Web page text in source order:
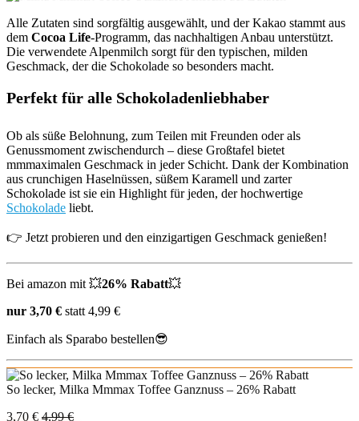
Alle Zutaten sind sorgfältig ausgewählt, und der Kakao stammt aus
dem Cocoa Life-Programm, das nachhaltigen Anbau unterstützt.
Die verwendete Alpenmilch sorgt für den typischen, milden
Geschmack, der die Schokolade so besonders macht.
Perfekt für alle Schokoladenliebhaber
Ob als süße Belohnung, zum Teilen mit Freunden oder als
Genussmoment zwischendurch – diese Großtafel bietet
mmmaximalen Geschmack in jeder Schicht. Dank der Kombination
aus crunchigen Haselnüssen, süßem Karamell und zarter
Schokolade ist sie ein Highlight für jeden, der hochwertige
Schokolade liebt.
👉 Jetzt probieren und den einzigartigen Geschmack genießen!
Bei amazon mit 💥26% Rabatt💥
nur 3,70 € statt 4,99 €
Einfach als Sparabo bestellen😎
So lecker, Milka Mmmax Toffee Ganznuss – 26% Rabatt
3,70 € 4,99 €